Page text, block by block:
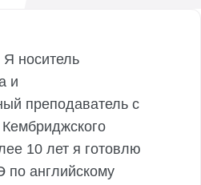
носитель
и
преподаватель с
10 лет я готовлю
по английскому